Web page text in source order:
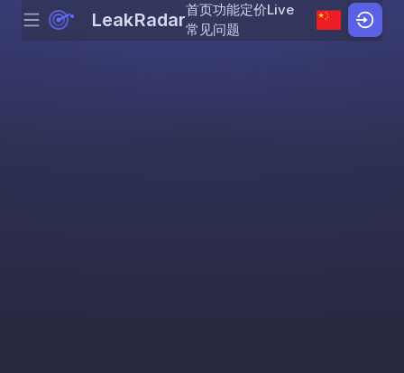
Skip to content
Menu LeakRadar首页功能定价Live
常见问题